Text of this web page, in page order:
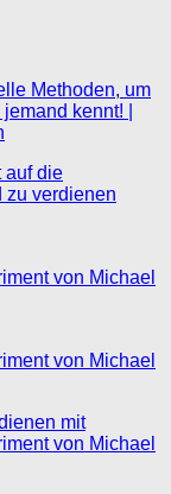
Methoden, um
kennt! |
auf die
zu verdienen
von Michael
von Michael
mit
von Michael